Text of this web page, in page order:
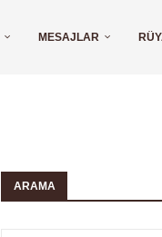
MESAJLAR
ARAMA